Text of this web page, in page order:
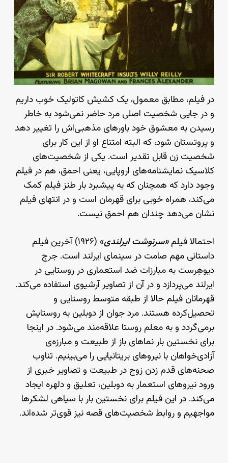
در فیلم، مطابق معمول،‌ یک کشیش کاتولیک خوب داریم
و در جایی شخصیت اصلی مرد حاضر نمی‌شود به خاطر
رسیدن به معشوق خود باورهای مذهبی‌اش را تغییر دهد
و پروتستان شود،‌ که البته امتناع او از این کار برای
شخصیت زن قابل تقدیر است. یکی از شخصیت‌های
کلاسیک نمایشنامه‌های اروپایی، یعنی احمق، هم در فیلم
وجود دارد که همچنان که به پیشبرد بار طنز فیلم کمک
می‌کند،‌ همراه خوبی برای قهرمان است و در انتهای فیلم
نشان می‌دهد چندان هم احمق نیست.
احتمالا فیلم«سرنوشت ایرلندی
» (۱۹۲۶) آخرین فیلم
داستانی مهم صامت در سینمای ایرلند است. جرج
دیوهِرست به مبارزات ضد استعماری در روستایی در
ایرلند می‌پردازد و در آن از تصاویر آرشیوی استفاده می‌کند.
قهرمانان فیلم حالا از طبقه‌ متوسط روستایی و
تحصیل‌کرده هستند. مرد جوان از دوبلین به روستایش
برمی‌گردد و به معلم روستا علاقه‌مند می‌شود. در اینجا
برای نخستین بار نماهای باز از طبیعت و مبارزه‌ی
آزادی‌خواهان با نیروهای بریتانیایی را می‌بینیم. تناوب
صحنه‌های قدم زدن زوج در طبیعت و تصاویر خبری از
ورود نیروهای استعمار به دوبلین، تعلیق و دلهره ایجاد
می‌کند. در این فیلم برای نخستین بار با سیاهی لشکرها
مواجهیم و روابط شخصیت‌های قصه نیز قوی‌تر شده‌اند.